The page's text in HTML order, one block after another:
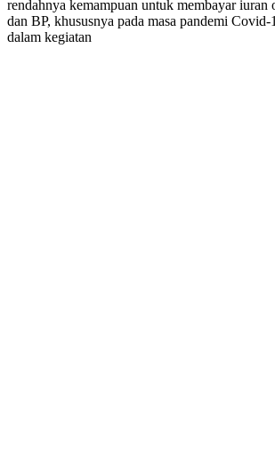
rendahnya kemampuan untuk membayar iuran
dan BP, khususnya pada masa pandemi Covid-
dalam kegiatan